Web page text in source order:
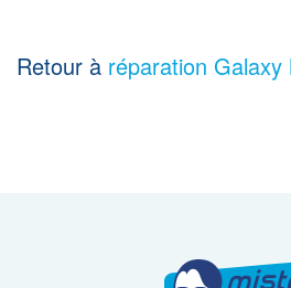
Retour à réparation Galaxy